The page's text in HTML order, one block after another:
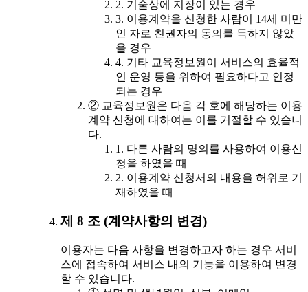
2. 기술상에 지장이 있는 경우
3. 이용계약을 신청한 사람이 14세 미만
인 자로 친권자의 동의를 득하지 않았
을 경우
4. 기타 교육정보원이 서비스의 효율적
인 운영 등을 위하여 필요하다고 인정
되는 경우
② 교육정보원은 다음 각 호에 해당하는 이용
계약 신청에 대하여는 이를 거절할 수 있습니
다.
1. 다른 사람의 명의를 사용하여 이용신
청을 하였을 때
2. 이용계약 신청서의 내용을 허위로 기
재하였을 때
제 8 조 (계약사항의 변경)
이용자는 다음 사항을 변경하고자 하는 경우 서비
스에 접속하여 서비스 내의 기능을 이용하여 변경
할 수 있습니다.